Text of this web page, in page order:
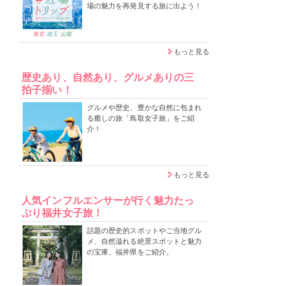
場の魅力を再発見する旅に出よう！
もっと見る
歴史あり、自然あり、グルメありの三
拍子揃い！
グルメや歴史、豊かな自然に包まれ
る癒しの旅「鳥取女子旅」をご紹
介！
もっと見る
人気インフルエンサーが行く魅力たっ
ぷり福井女子旅！
話題の歴史的スポットやご当地グル
メ、自然溢れる絶景スポットと魅力
の宝庫、福井県をご紹介。